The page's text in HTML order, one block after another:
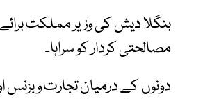
بنگلا دیش کی وزیر مملکت
مصالحتی کردار کو سراہا۔
دونوں کے درمیان تجارت و بزنس